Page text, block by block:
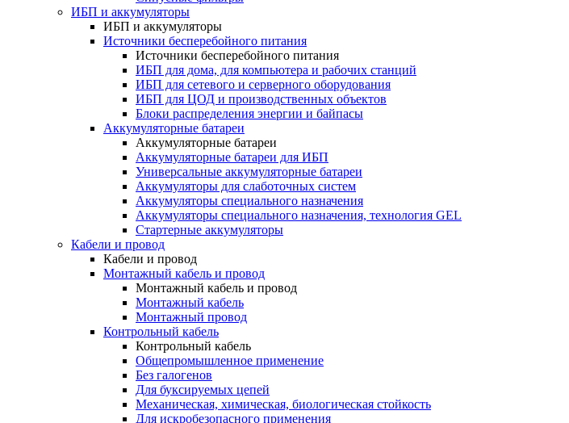
ИБП и аккумуляторы
ИБП и аккумуляторы
Источники бесперебойного питания
Источники бесперебойного питания
ИБП для дома, для компьютера и рабочих станций
ИБП для сетевого и серверного оборудования
ИБП для ЦОД и производственных объектов
Блоки распределения энергии и байпасы
Аккумуляторные батареи
Аккумуляторные батареи
Аккумуляторные батареи для ИБП
Универсальные аккумуляторные батареи
Аккумуляторы для слаботочных систем
Аккумуляторы специального назначения
Аккумуляторы специального назначения, технология GEL
Стартерные аккумуляторы
Кабели и провод
Кабели и провод
Монтажный кабель и провод
Монтажный кабель и провод
Монтажный кабель
Монтажный провод
Контрольный кабель
Контрольный кабель
Общепромышленное применение
Без галогенов
Для буксируемых цепей
Механическая, химическая, биологическая стойкость
Для искробезопасного применения